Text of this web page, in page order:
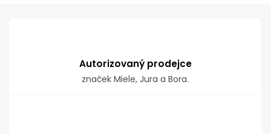
Autorizovaný prodejce
značek Miele, Jura a Bora.